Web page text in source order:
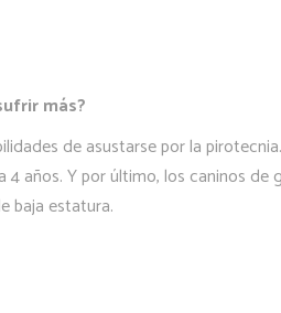
más?
de asustarse por la
años. Y por último, los caninos de
baja estatura.